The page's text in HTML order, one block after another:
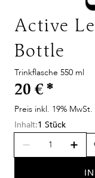
Active
Bottle
Trinkflasche 550 ml
20 € *
Preis inkl. 19% MwSt.
Inhalt:1 Stück